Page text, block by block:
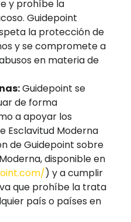
y prohíbe la
Guidepoint
la protección de
y se compromete a
en materia de
Guidepoint se
de forma
a apoyar los
Esclavitud Moderna
de Guidepoint sobre
disponible en
) y a cumplir
que prohíbe la trata
país o países en